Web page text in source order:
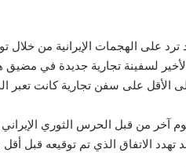
ترد على الهجمات الإيرانية من
لسفينة تجارية جديدة في
على الأقل على سفن تجارية كانت تعبر
آخر من قبل الحرس الثوري
الاتفاق الذي تم توقيعه قبل